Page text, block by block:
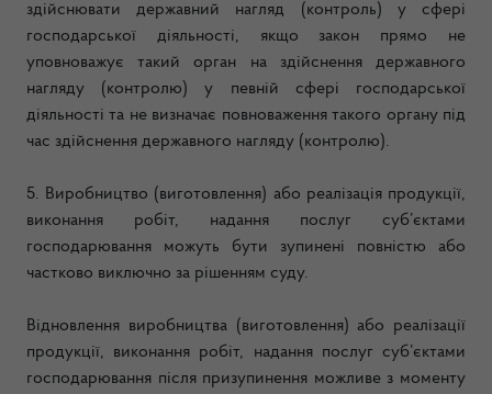
здійснювати державний нагляд (контроль) у сфері
господарської діяльності, якщо закон прямо не
уповноважує такий орган на здійснення державного
нагляду (контролю) у певній сфері господарської
діяльності та не визначає повноваження такого органу під
час здійснення державного нагляду (контролю).
5. Виробництво (виготовлення) або реалізація продукції,
виконання робіт, надання послуг суб’єктами
господарювання можуть бути зупинені повністю або
частково виключно за рішенням суду.
Відновлення виробництва (виготовлення) або реалізації
продукції, виконання робіт, надання послуг суб’єктами
господарювання після призупинення можливе з моменту